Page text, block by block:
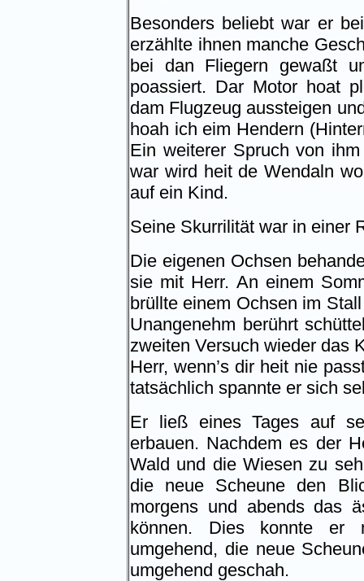
Besonders beliebt war er
erzählte ihnen manche
bei dan Fliegern gewaßt
poassiert. Dar Motor hoat
dam Flugzeug aussteigen
hoah ich eim Hendern
Ein weiterer Spruch von
war wird heit de Wendaln
auf ein Kind.
Seine Skurrilität war in einer
Die eigenen Ochsen
sie mit Herr. An einem
brüllte einem Ochsen im
Unangenehm berührt
zweiten Versuch wieder das
Herr, wenn’s dir heit nie
tatsächlich spannte er sich
Er ließ eines Tages auf
erbauen. Nachdem es der
Wald und die Wiesen zu
die neue Scheune den
morgens und abends das
können. Dies konnte er
umgehend, die neue
umgehend geschah.